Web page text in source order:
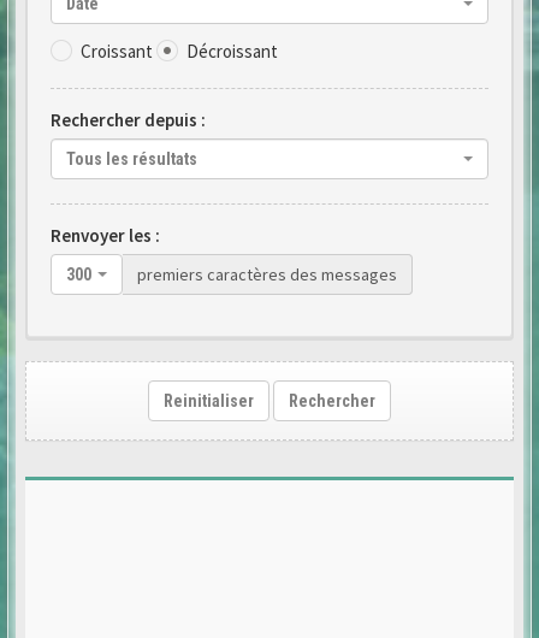
Croissant Décroissant
Rechercher depuis :
Tous les résultats
Renvoyer les :
300 premiers caractères des messages
Reinitialiser Rechercher